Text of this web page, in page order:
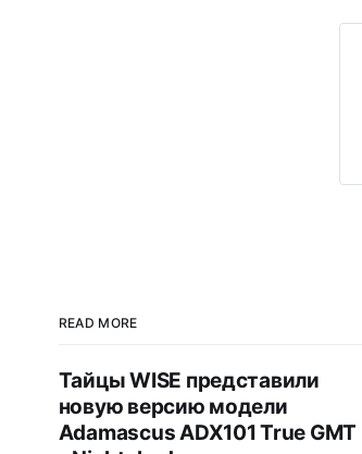
READ MORE
Тайцы WISE представили
новую версию модели
Adamascus ADX101 True GMT